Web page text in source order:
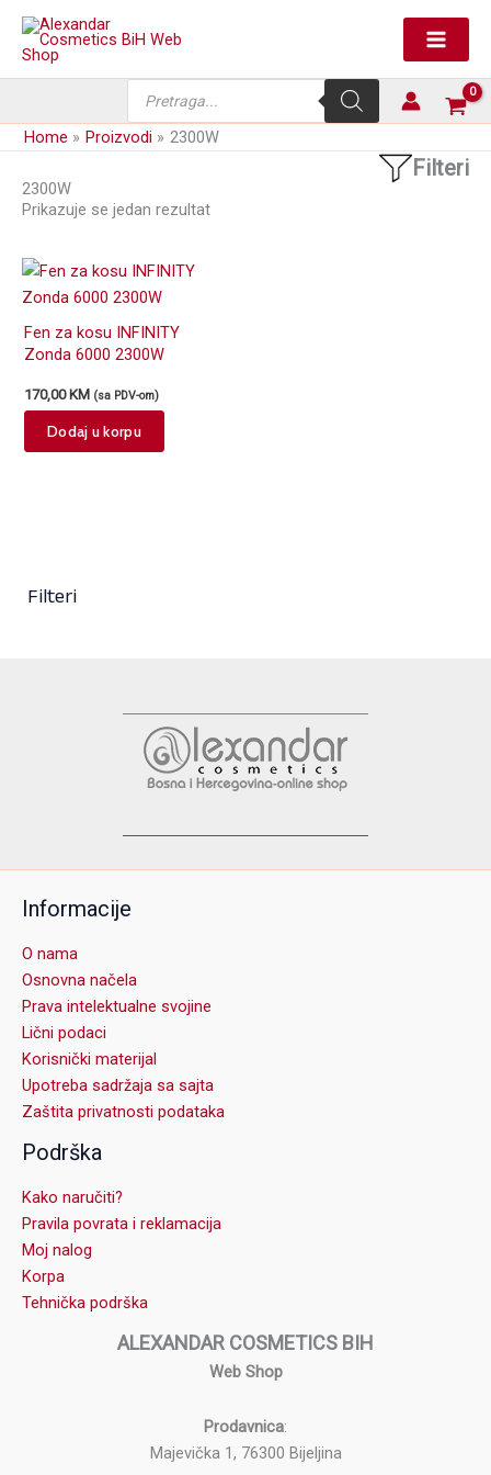
Skip
content
search
Home Proizvodi 2300W
Filteri
2300W
Filteri
Prikazuje se jedan rezultat
Fen za kosu INFINITY
Zonda 6000 2300W
170,00KM (sa PDV-om)
Dodaj u korpu
Informacije
O nama
Osnovna načela
Prava intelektualne svojine
Lični podaci
Korisnički materijal
Upotreba sadržaja sa sajta
Zaštita privatnosti podataka
Podrška
Kako naručiti?
Pravila povrata i reklamacija
Moj nalog
Korpa
Tehnička podrška
ALEXANDAR COSMETICS BIH
Web Shop
Prodavnica:
Majevička 1, 76300 Bijeljina